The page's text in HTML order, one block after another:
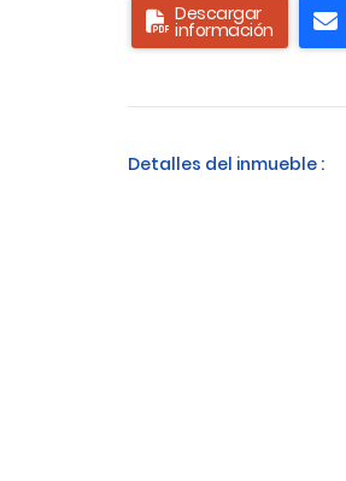
Descargar
información
Detalles del inmueble :